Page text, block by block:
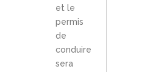
et le
permis
de
conduire
sera